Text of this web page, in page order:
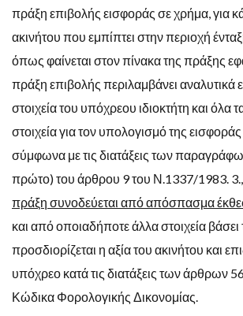
πράξη επιβολής εισφοράς σε χρήμα, για
ακινήτου που εμπίπτει στην περιοχή
όπως φαίνεται στον πίνακα της πράξης
πράξη επιβολής περιλαμβάνει αναλυτικά
στοιχεία του υπόχρεου ιδιοκτήτη και όλα
στοιχεία για τον υπολογισμό της
σύμφωνα με τις διατάξεις των
πρώτο) του άρθρου 9 του Ν.1337/1983.
πράξη συνοδεύεται από απόσπασμα
και από οποιαδήποτε άλλα στοιχεία
προσδιορίζεται η αξία του ακινήτου και
υπόχρεο κατά τις διατάξεις των άρθρων
Κώδικα Φορολογικής Δικονομίας.